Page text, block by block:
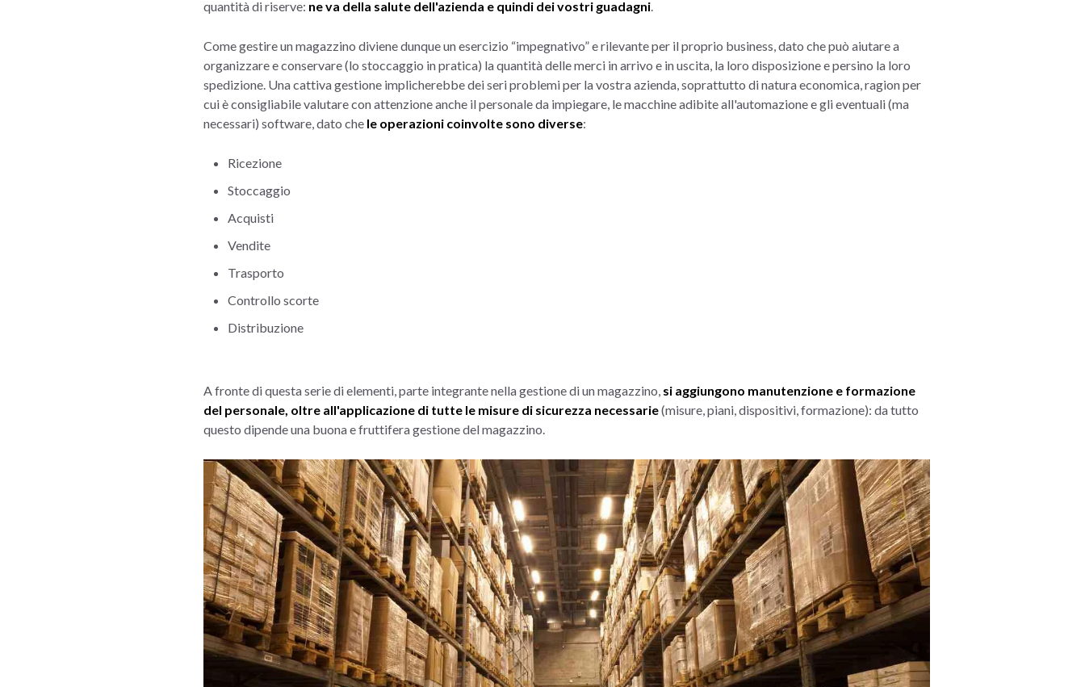
quantità di riserve: ne va della salute dell'azienda e quindi dei vostri guadagni.
Come gestire un magazzino diviene dunque un esercizio “impegnativo” e rilevante per il proprio business, dato che può aiutare a
organizzare e conservare (lo stoccaggio in pratica) la quantità delle merci in arrivo e in uscita, la loro disposizione e persino la loro
spedizione. Una cattiva gestione implicherebbe dei seri problemi per la vostra azienda, soprattutto di natura economica, ragion per
cui è consigliabile valutare con attenzione anche il personale da impiegare, le macchine adibite all'automazione e gli eventuali (ma
necessari) software, dato che le operazioni coinvolte sono diverse:
Ricezione
Stoccaggio
Acquisti
Vendite
Trasporto
Controllo scorte
Distribuzione
A fronte di questa serie di elementi, parte integrante nella gestione di un magazzino, si aggiungono manutenzione e formazione
del personale, oltre all'applicazione di tutte le misure di sicurezza necessarie(misure, piani, dispositivi, formazione): da tutto
questo dipende una buona e fruttifera gestione del magazzino.